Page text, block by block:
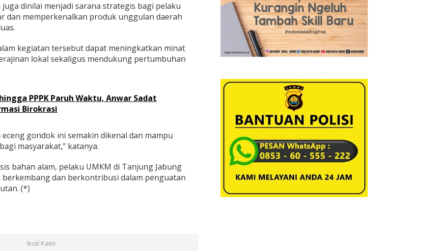
juga dinilai menjadi sarana strategis bagi pelaku
dan memperkenalkan produk unggulan daerah
kegiatan tersebut dapat meningkatkan minat
lokal sekaligus mendukung pertumbuhan
PPPK Paruh Waktu, Anwar Sadat
Birokrasi
gondok ini semakin dikenal dan mampu
masyarakat,” katanya.
bahan alam, pelaku UMKM di Tanjung Jabung
dan berkontribusi dalam penguatan
(*)
Ikuti Kami